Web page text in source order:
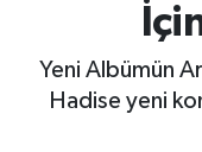
Yeni Albümün
Hadise yeni